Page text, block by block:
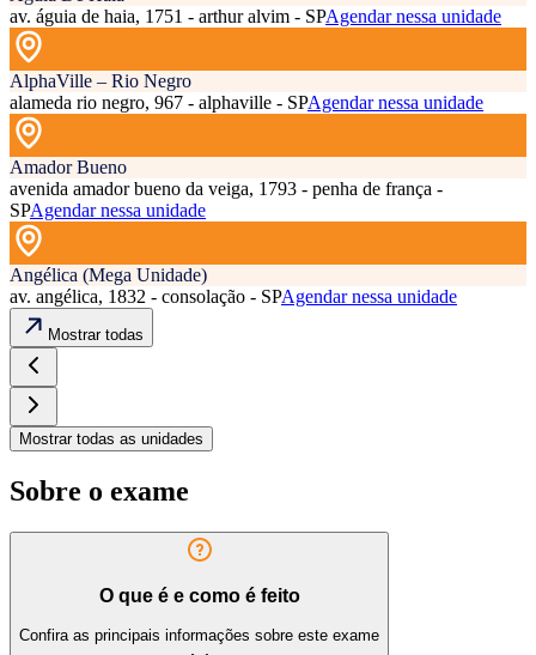
av. águia de haia, 1751 - arthur alvim - SPAgendar nessa unidade
AlphaVille – Rio Negro
alameda rio negro, 967 - alphaville - SPAgendar nessa unidade
Amador Bueno
avenida amador bueno da veiga, 1793 - penha de frança -
SPAgendar nessa unidade
Angélica (Mega Unidade)
av. angélica, 1832 - consolação - SPAgendar nessa unidade
Mostrar todas
Mostrar todas as unidades
Sobre o exame
O que é e como é feito
Confira as principais informações sobre este exame